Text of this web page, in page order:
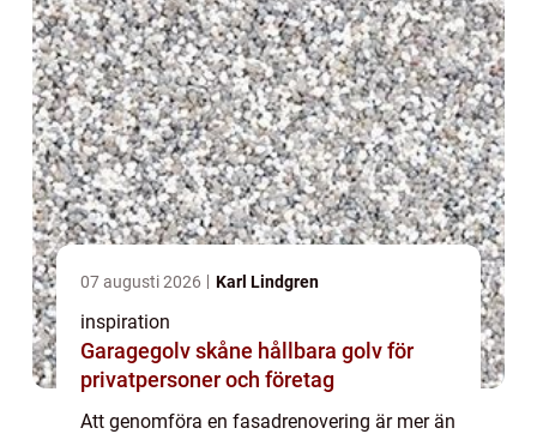
07 augusti 2026 Karl Lindgren
inspiration
Garagegolv skåne hållbara golv för
privatpersoner och företag
Att genomföra en fasadrenovering är mer än